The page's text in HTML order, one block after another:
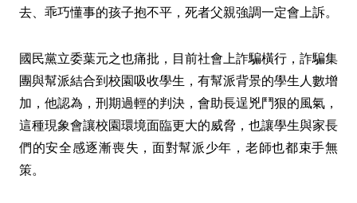
去、乖巧懂事的孩子抱不平，死者父親強調一定會上訴。
國民黨立委葉元之也痛批，目前社會上詐騙橫行，詐騙集
團與幫派結合到校園吸收學生，有幫派背景的學生人數增
加，他認為，刑期過輕的判決，會助長逞兇鬥狠的風氣，
這種現象會讓校園環境面臨更大的威脅，也讓學生與家長
們的安全感逐漸喪失，面對幫派少年，老師也都束手無
策。